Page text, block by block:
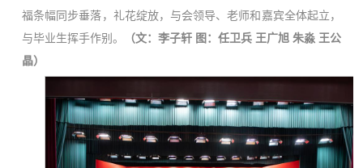
福条幅同步垂落，礼花绽放，与会领导、老师和嘉宾全体起立，
与毕业生挥手作别。
（文：李子轩 图：任卫兵 王广旭 朱淼 王公
晶）